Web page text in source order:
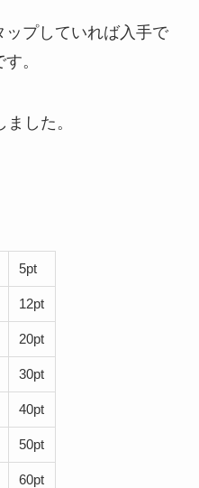
プしていれば入手で
。
した。
5pt
12pt
20pt
30pt
40pt
50pt
60pt